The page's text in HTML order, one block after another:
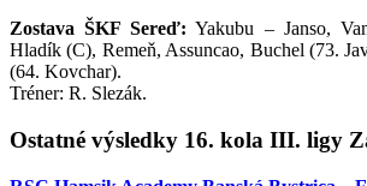
Zostava ŠKF Sereď: Yakubu – Janso,
Hladík (C), Remeň, Assuncao, Buchel (73.
(64. Kovchar).
Tréner: R. Slezák.
Ostatné výsledky 16. kola III. ligy